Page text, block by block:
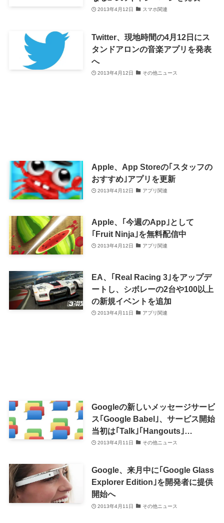
2013年4月12日 スマホ関連
Twitter、現地時間の4月12日にス
タンドアロンの音楽アプリを発表
へ
2013年4月12日 その他ニュース
Apple、App Storeの｢スタッフの
おすすめ｣アプリを更新
2013年4月12日 アプリ関連
Apple、｢今週のApp｣として
｢Fruit Ninja｣を無料配信中
2013年4月12日 アプリ関連
EA、｢Real Racing 3｣をアップデ
ートし、シボレーの2台や100以上
の新規イベントを追加
2013年4月11日 アプリ関連
Googleの新しいメッセージサービ
ス｢Google Babel｣、サービス開始
当初は｢Talk｣｢Hangouts｣
｢Messenger｣をサポート
2013年4月11日 その他ニュース
Google、来月中に｢Google Glass
Explorer Edition｣を開発者に提供
開始へ
2013年4月11日 その他ニュース